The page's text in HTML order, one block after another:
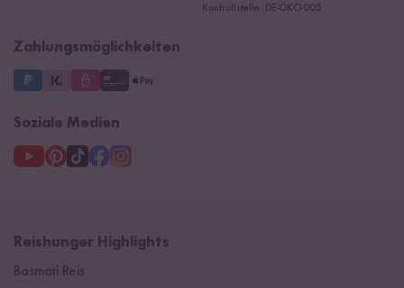
Kontrollstelle: DE-ÖKO-005
Zahlungsmöglichkeiten
Soziale Medien
Reishunger Highlights
Basmati Reis